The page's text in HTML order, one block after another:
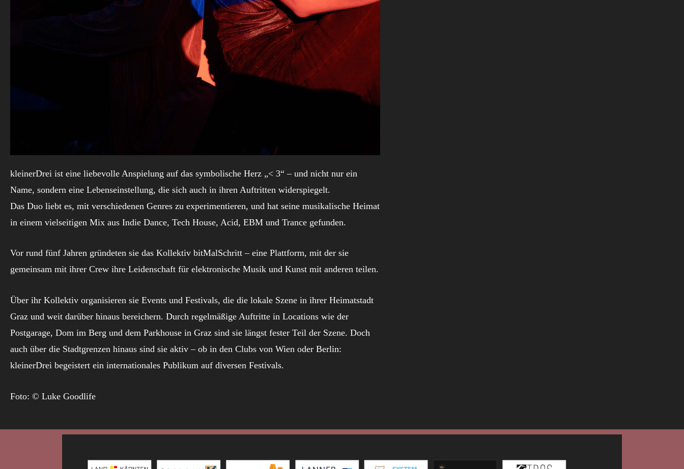
kleinerDrei ist eine liebevolle Anspielung auf das symbolische Herz „< 3“ – und nicht nur ein
Name, sondern eine Lebenseinstellung, die sich auch in ihren Auftritten widerspiegelt.
Das Duo liebt es, mit verschiedenen Genres zu experimentieren, und hat seine musikalische Heimat
in einem vielseitigen Mix aus Indie Dance, Tech House, Acid, EBM und Trance gefunden.
Vor rund fünf Jahren gründeten sie das Kollektiv bitMalSchritt – eine Plattform, mit der sie
gemeinsam mit ihrer Crew ihre Leidenschaft für elektronische Musik und Kunst mit anderen teilen.
Über ihr Kollektiv organisieren sie Events und Festivals, die die lokale Szene in ihrer Heimatstadt
Graz und weit darüber hinaus bereichern. Durch regelmäßige Auftritte in Locations wie der
Postgarage, Dom im Berg und dem Parkhouse in Graz sind sie längst fester Teil der Szene. Doch
auch über die Stadtgrenzen hinaus sind sie aktiv – ob in den Clubs von Wien oder Berlin:
kleinerDrei begeistert ein internationales Publikum auf diversen Festivals.
Foto: © Luke Goodlife